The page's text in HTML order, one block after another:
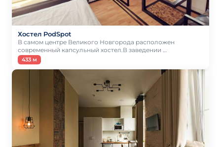
Хостел PodSpot
В самом центре Великого Новгорода расположен
современный капсульный хостел.В заведении …
433 м